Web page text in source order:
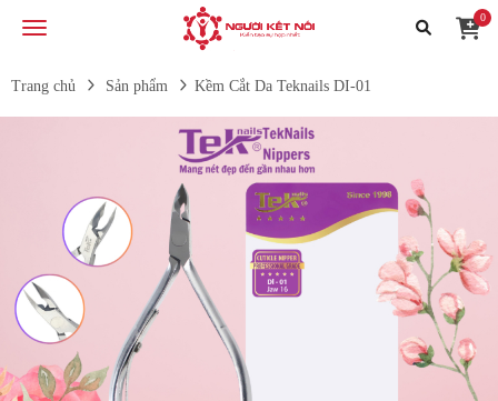
0
Trang chủ Sản phẩm Kềm Cắt Da Teknails DI-01